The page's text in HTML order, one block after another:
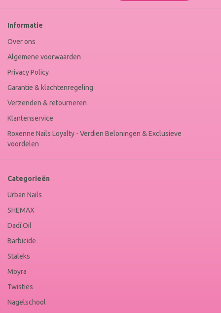
Informatie
Over ons
Algemene voorwaarden
Privacy Policy
Garantie & klachtenregeling
Verzenden & retourneren
Klantenservice
Roxenne Nails Loyalty - Verdien Beloningen & Exclusieve
voordelen
Categorieën
Urban Nails
SHEMAX
Dadi'Oil
Barbicide
Staleks
Moyra
Twisties
Nagelschool